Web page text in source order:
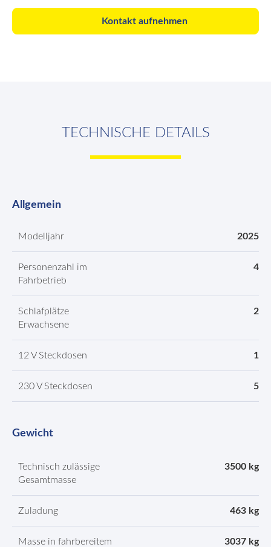
Kontakt aufnehmen
TECHNISCHE DETAILS
Allgemein
Modelljahr 2025
Personenzahl im
Fahrbetrieb
4
Schlafplätze
Erwachsene
2
12 V Steckdosen 1
230 V Steckdosen 5
Gewicht
Technisch zulässige
Gesamtmasse
3500 kg
Zuladung 463 kg
Masse in fahrbereitem
3037 kg